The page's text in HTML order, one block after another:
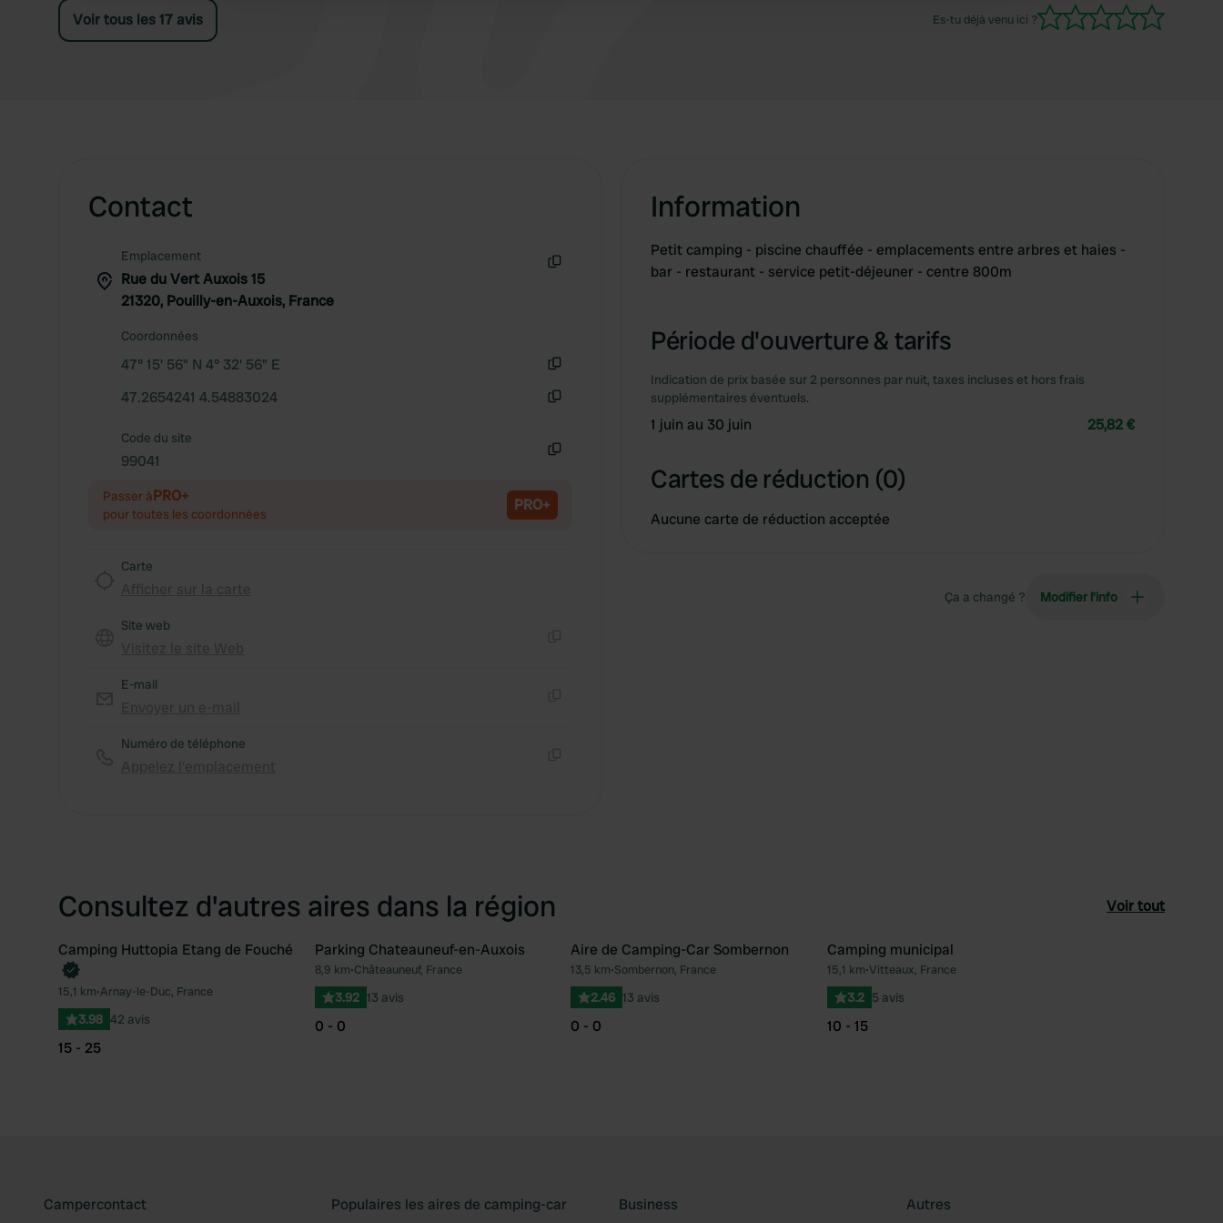
Belles pistes cyclables le long du canal de
Bourgogne. Nous avions prévu de rester 5 jours,
Voir tous les 17 avis Es-tu déjà venu ici ?
Contact
Emplacement
Rue du Vert Auxois 15
21320, Pouilly-en-Auxois, France
Coordonnées
47° 15' 56" N 4° 32' 56" E
47.2654241 4.54883024
Code du site
99041
Passer àPRO+
pour toutes les coordonnées PRO+
Carte
Site web
E-mail
Numéro de téléphone
Information
Petit camping - piscine chauffée - emplacements entre arbres et haies -
bar - restaurant - service petit-déjeuner - centre 800m
Période d'ouverture & tarifs
Indication de prix basée sur 2 personnes par nuit, taxes incluses et hors frais
supplémentaires éventuels.
1 juin au 30 juin 25,82 €
Cartes de réduction (0)
Aucune carte de réduction acceptée
Ça a changé ? Modifier l’info
Consultez d'autres aires dans la région Voir tout
Préféré
Reserve maintenant
Camping Huttopia Etang de Fouché
15,1 km•Arnay-le-Duc, France
3.98 42 avis
15 - 25
Préféré
Parking Chateauneuf-en-Auxois
8,9 km•Châteauneuf, France
3.92 13 avis
0 - 0
Préféré
Aire de Camping-Car Sombernon
13,5 km•Sombernon, France
2.46 13 avis
0 - 0
Camping municipal
15,1 km•Vitteaux, France
3.2 5 avis
10 - 15
Campercontact Populaires les aires de camping-car Business Autres